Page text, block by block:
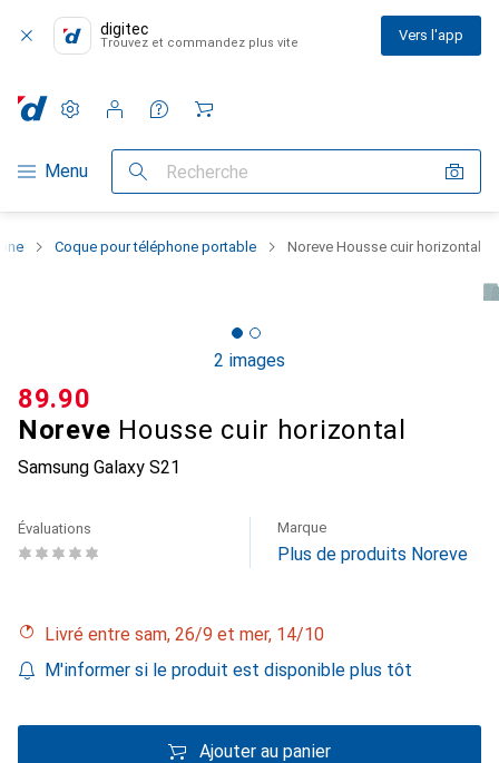
digitec
Trouvez et commandez plus vite Vers l'app
Navigation par catégorie
Menu Recherche
Paramètres
Compte client
Listes de comparaison
Listes d'envies
Panier
Coque pour téléphone portable Noreve Housse cuir horizontal
2 images
Noreve Housse cuir horizontal
Samsung Galaxy S21
CHF
89.90
Évaluations Marque
Plus de produits Noreve
Livré entre sam, 26/9 et mer, 14/10
M'informer si le produit est disponible plus tôt
Ajouter au panier